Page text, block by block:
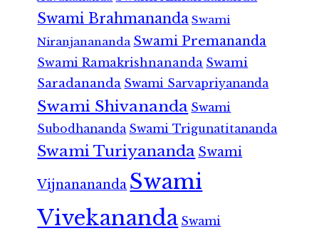
Swami Brahmananda Swami
Niranjanananda Swami Premananda
Swami Ramakrishnananda Swami
Saradananda Swami Sarvapriyananda
Swami Shivananda Swami
Subodhananda Swami Trigunatitananda
Swami Turiyananda Swami
Vijnanananda Swami
Vivekananda Swami